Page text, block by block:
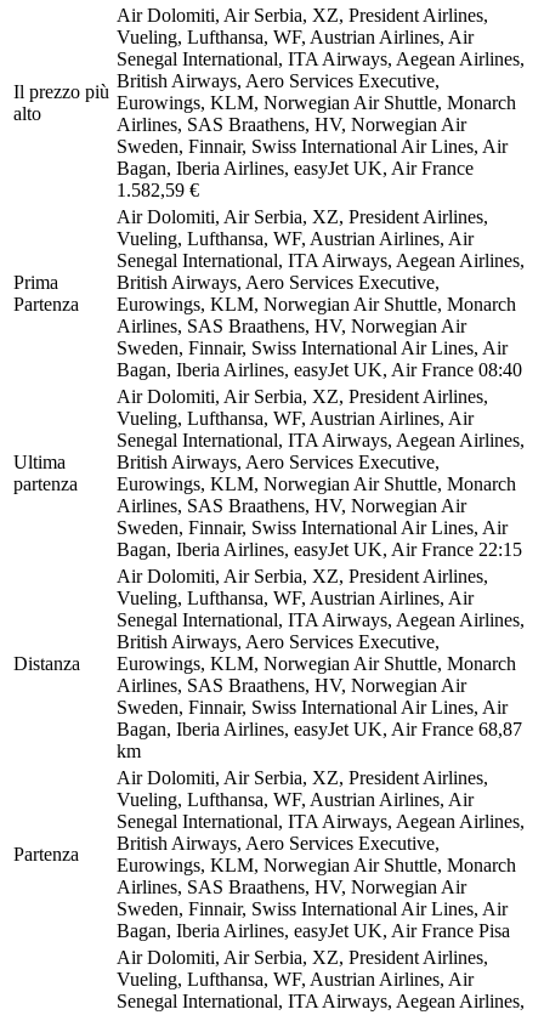
Il prezzo più
alto
Air Dolomiti, Air Serbia, XZ, President Airlines,
Vueling, Lufthansa, WF, Austrian Airlines, Air
Senegal International, ITA Airways, Aegean Airlines,
British Airways, Aero Services Executive,
Eurowings, KLM, Norwegian Air Shuttle, Monarch
Airlines, SAS Braathens, HV, Norwegian Air
Sweden, Finnair, Swiss International Air Lines, Air
Bagan, Iberia Airlines, easyJet UK, Air France
1.582,59 €
Prima
Partenza
Air Dolomiti, Air Serbia, XZ, President Airlines,
Vueling, Lufthansa, WF, Austrian Airlines, Air
Senegal International, ITA Airways, Aegean Airlines,
British Airways, Aero Services Executive,
Eurowings, KLM, Norwegian Air Shuttle, Monarch
Airlines, SAS Braathens, HV, Norwegian Air
Sweden, Finnair, Swiss International Air Lines, Air
Bagan, Iberia Airlines, easyJet UK, Air France 08:40
Ultima
partenza
Air Dolomiti, Air Serbia, XZ, President Airlines,
Vueling, Lufthansa, WF, Austrian Airlines, Air
Senegal International, ITA Airways, Aegean Airlines,
British Airways, Aero Services Executive,
Eurowings, KLM, Norwegian Air Shuttle, Monarch
Airlines, SAS Braathens, HV, Norwegian Air
Sweden, Finnair, Swiss International Air Lines, Air
Bagan, Iberia Airlines, easyJet UK, Air France 22:15
Distanza
Air Dolomiti, Air Serbia, XZ, President Airlines,
Vueling, Lufthansa, WF, Austrian Airlines, Air
Senegal International, ITA Airways, Aegean Airlines,
British Airways, Aero Services Executive,
Eurowings, KLM, Norwegian Air Shuttle, Monarch
Airlines, SAS Braathens, HV, Norwegian Air
Sweden, Finnair, Swiss International Air Lines, Air
Bagan, Iberia Airlines, easyJet UK, Air France 68,87
km
Partenza
Air Dolomiti, Air Serbia, XZ, President Airlines,
Vueling, Lufthansa, WF, Austrian Airlines, Air
Senegal International, ITA Airways, Aegean Airlines,
British Airways, Aero Services Executive,
Eurowings, KLM, Norwegian Air Shuttle, Monarch
Airlines, SAS Braathens, HV, Norwegian Air
Sweden, Finnair, Swiss International Air Lines, Air
Bagan, Iberia Airlines, easyJet UK, Air France Pisa
Air Dolomiti, Air Serbia, XZ, President Airlines,
Vueling, Lufthansa, WF, Austrian Airlines, Air
Senegal International, ITA Airways, Aegean Airlines,